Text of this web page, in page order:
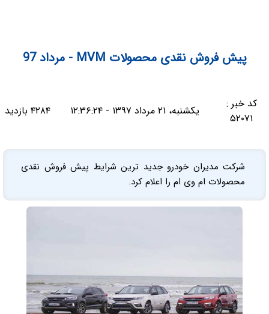
پیش فروش نقدی محصولات MVM - مرداد 97
کد خبر :
۵۲۰۷۱
یکشنبه، ۲۱ مرداد ۱۳۹۷ - ۱۲:۳۶:۲۴ ۴۲۸۴ بازدید
شرکت مدیران خودرو جدید ترین شرایط پیش فروش نقدی
محصولات ام وی ام را اعلام کرد.